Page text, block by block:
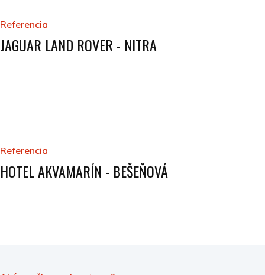
Referencia
JAGUAR LAND ROVER - NITRA
Referencia
HOTEL AKVAMARÍN - BEŠEŇOVÁ